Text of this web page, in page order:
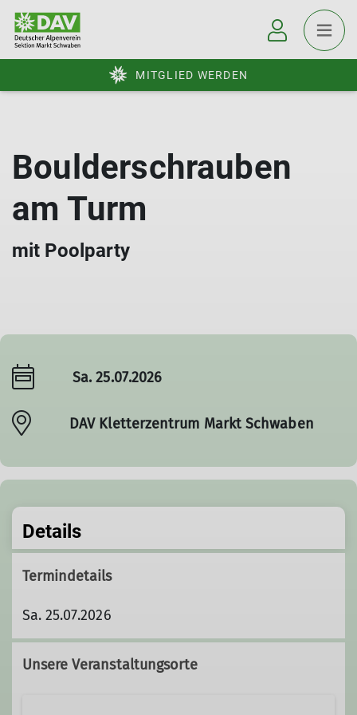
MITGLIED WERDEN
Boulderschrauben
am Turm
mit Poolparty
Sa. 25.07.2026
DAV Kletterzentrum Markt Schwaben
Details
Termindetails
Sa. 25.07.2026
Unsere Veranstaltungsorte